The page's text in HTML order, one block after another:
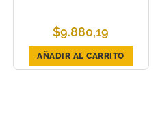
$9.880,19
AÑADIR AL CARRITO